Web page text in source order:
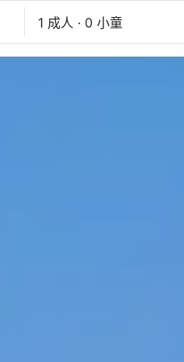
1 成人 · 0 小童